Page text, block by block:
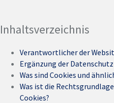
Inhaltsverzeichnis
Verantwortlicher der
Ergänzung der
Was sind Cookies und
Was ist die
Cookies?